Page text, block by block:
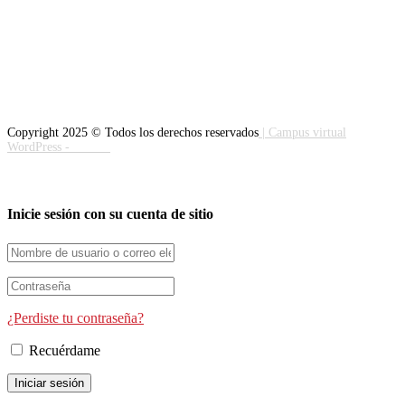
Copyright 2025 © Todos los derechos reservados | Campus virtual
WordPress -
Inicie sesión con su cuenta de sitio
¿Perdiste tu contraseña?
Recuérdame